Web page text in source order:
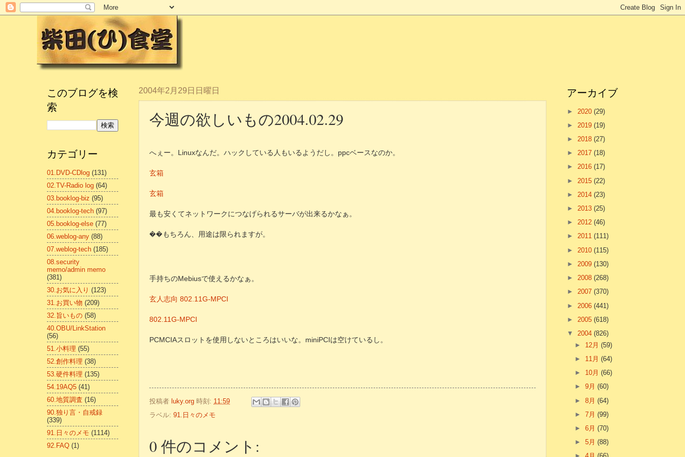
2004年2月29日日曜日
今週の欲しいもの2004.02.29
へぇー。Linuxなんだ。ハックしている人もいるようだし。ppcベースなのか。
玄箱
玄箱
最も安くてネットワークにつなげられるサーバが出来るかなぁ。
��もちろん、用途は限られますが。
手持ちのMebiusで使えるかなぁ。
玄人志向 802.11G-MPCI
802.11G-MPCI
PCMCIAスロットを使用しないところはいいな。miniPCIは空けているし。
投稿者 luky.org 時刻: 11:59
ラベル: 91.日々のメモ
0 件のコメント:
このブログを検
索
カテゴリー
01.DVD-CDlog (131)
02.TV-Radio log (64)
03.booklog-biz (95)
04.booklog-tech (97)
05.booklog-else (77)
06.weblog-any (88)
07.weblog-tech (185)
08.security
memo/admin memo
(381)
30.お気に入り (123)
31.お買い物 (209)
32.旨いもの (58)
40.OBU/LinkStation
(56)
51.小料理 (55)
52.創作料理 (38)
53.硬件料理 (135)
54.19AQ5 (41)
60.地質調査 (16)
90.独り言・自戒録
(339)
91.日々のメモ (1114)
92.FAQ (1)
アーカイブ
► 2020 (29)
► 2019 (19)
► 2018 (27)
► 2017 (18)
► 2016 (17)
► 2015 (22)
► 2014 (23)
► 2013 (25)
► 2012 (46)
► 2011 (111)
► 2010 (115)
► 2009 (130)
► 2008 (268)
► 2007 (370)
► 2006 (441)
► 2005 (618)
▼ 2004 (826)
► 12月(59)
► 11月(64)
► 10月(66)
►9月(60)
►8月(64)
►7月(99)
►6月(70)
►5月(88)